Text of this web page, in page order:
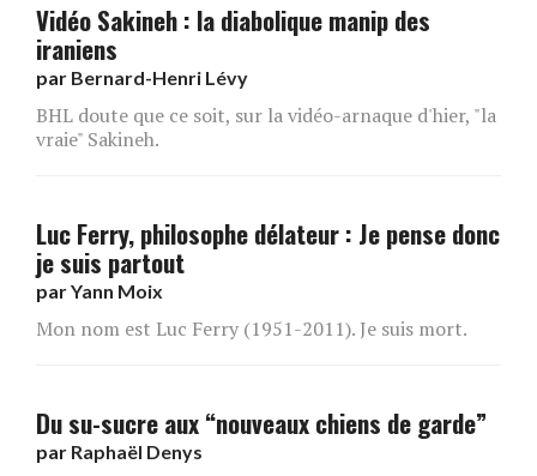
Vidéo Sakineh : la diabolique manip des
iraniens
par Bernard-Henri Lévy
BHL doute que ce soit, sur la vidéo-arnaque d'hier, "la
vraie" Sakineh.
Luc Ferry, philosophe délateur : Je pense donc
je suis partout
parYann Moix
Mon nom est Luc Ferry (1951-2011). Je suis mort.
Du su-sucre aux “nouveaux chiens de garde”
par Raphaël Denys